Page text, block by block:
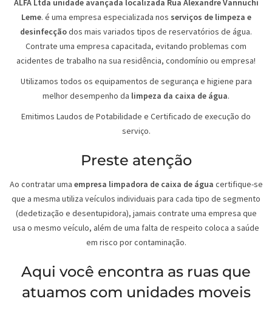
ALFA Ltda unidade avançada localizada Rua Alexandre Vannuchi
Leme. é uma empresa especializada nos serviços de limpeza e
desinfecçãodos mais variados tipos de reservatórios de água.
Contrate uma empresa capacitada, evitando problemas com
acidentes de trabalho na sua residência, condomínio ou empresa!
Utilizamos todos os equipamentos de segurança e higiene para
melhor desempenho da limpeza da caixa de água.
Emitimos Laudos de Potabilidade e Certificado de execução do
serviço.
Preste atenção
Ao contratar uma empresa limpadora de caixa de água certifique-se
que a mesma utiliza veículos individuais para cada tipo de segmento
(dedetização e desentupidora), jamais contrate uma empresa que
usa o mesmo veículo, além de uma falta de respeito coloca a saúde
em risco por contaminação.
Aqui você encontra as ruas que
atuamos com unidades moveis